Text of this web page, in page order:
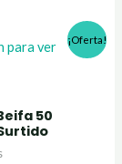
¡Oferta!
para ver
50